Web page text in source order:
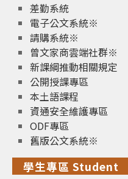
差勤系統
電子公文系統※
請購系統※
曾文家商雲端社群※
新課綱推動相關規定
公開授課專區
本土語課程
資通安全維護專區
ODF專區
舊版公文系統※
學生專區 Student